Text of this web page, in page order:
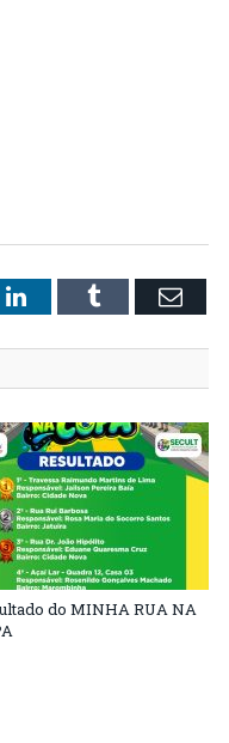
LinkedInTumblr Email
do MINHA RUA NA